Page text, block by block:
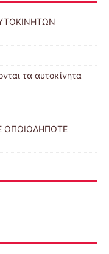
τα αυτοκίνητα
ΟΠΟΙΟΔΗΠΟΤΕ